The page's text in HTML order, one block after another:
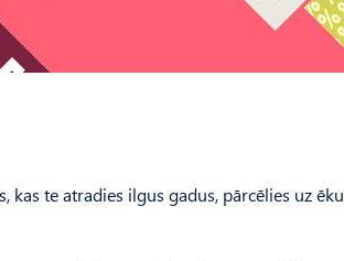
kas te atradies ilgus gadus, pārcēlies uz ēku